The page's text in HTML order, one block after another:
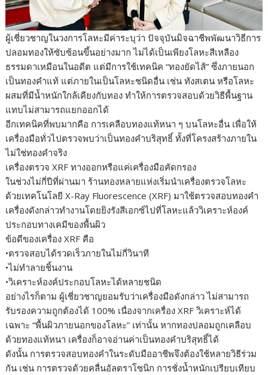
ผู้เชี่ยวชาญในวงการโลหะมีค่าระบุว่า ปัจจุบันมิจฉาชีพพัฒนาวิธีการ
ปลอมทองให้ซับซ้อนขึ้นอย่างมาก ไม่ได้เป็นเพียงโลหะสีเหลือง
ธรรมดาเหมือนในอดีต แต่มีการใช้เทคนิค “ทองยัดไส้” ซึ่งภายนอก
เป็นทองคำแท้ แต่ภายในเป็นโลหะชนิดอื่น เช่น ทังสเตน หรือโลหะ
ผสมที่มีน้ำหนักใกล้เคียงกับทอง ทำให้การตรวจสอบด้วยวิธีพื้นฐาน
แทบไม่สามารถแยกออกได้
อีกเทคนิคที่พบมากคือ การเคลือบทองแท้หนา ๆ บนโลหะอื่น เพื่อให้
เครื่องมือทั่วไปตรวจพบว่าเป็นทองคำบริสุทธิ์ ทั้งที่โครงสร้างภายใน
ไม่ใช่ทองคำจริง
เครื่องตรวจ XRF ทางออกหรือแค่เครื่องมือคัดกรอง
ในช่วงไม่กี่ปีที่ผ่านมา ร้านทองหลายแห่งเริ่มนำเครื่องตรวจโลหะ
ด้วยเทคโนโลยี X-Ray Fluorescence (XRF) มาใช้ตรวจสอบทองคำ
เครื่องดังกล่าวทำงานโดยยิงรังสีเอกซ์ไปที่โลหะแล้ววิเคราะห์องค์
ประกอบทางเคมีของพื้นผิว
ข้อดีของเครื่อง XRF คือ
•ตรวจสอบได้รวดเร็วภายในไม่กี่วินาที
•ไม่ทำลายชิ้นงาน
•วิเคราะห์องค์ประกอบโลหะได้หลายชนิด
อย่างไรก็ตาม ผู้เชี่ยวชาญยอมรับว่าเครื่องมือดังกล่าว ไม่สามารถ
รับรองความถูกต้องได้ 100% เนื่องจากเครื่อง XRF วิเคราะห์ได้
เฉพาะ “พื้นผิวภายนอกของโลหะ” เท่านั้น หากทองปลอมถูกเคลือบ
ด้วยทองแท้หนา เครื่องก็อาจอ่านค่าเป็นทองคำบริสุทธิ์ได้
ดังนั้น การตรวจสอบทองคำในระดับมืออาชีพจึงต้องใช้หลายวิธีร่วม
กัน เช่น การตรวจด้วยคลื่นอัลตราโซนิก การชั่งน้ำหนักเปรียบเทียบ